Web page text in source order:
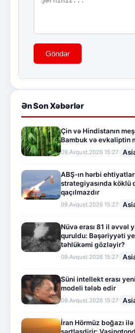
Göndər
Ən Son Xəbərlər
Çin və Hindistanın
Bambuk və evkaliptin
09.Avqust.2026 15:27
ABŞ-ın hərbi
strategiyasında köklü
qaçılmazdır
09.Avqust.2026 15:27
Nüvə erası 81 il əvvəl
quruldu: Bəşəriyyəti
təhlükəmi gözləyir?
09.Avqust.2026 15:27
Süni intellekt erası
modeli tələb edir
09.Avqust.2026 15:27
İran Hörmüz boğazı